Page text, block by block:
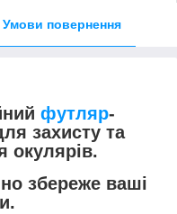
Умови повернення
футляр-
захисту та
окулярів.
збереже ваші